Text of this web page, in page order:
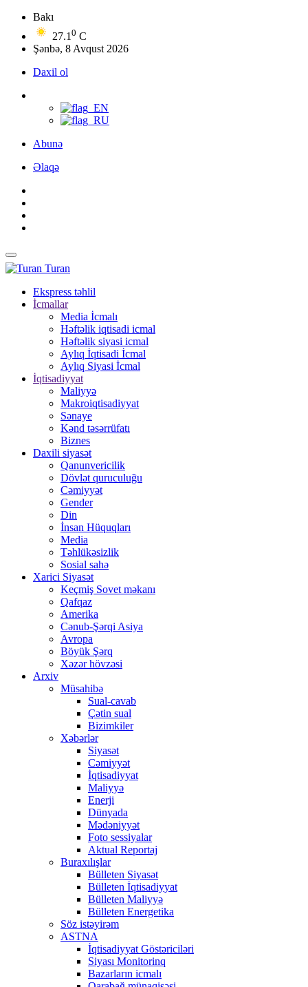
Bakı
27.1 0 C
Şənbə, 8 Avqust 2026
Daxil ol
Abunə
Əlaqə
Turan
Ekspress təhlil
İcmallar
Media İcmalı
Həftəlik iqtisadi icmal
Həftəlik siyasi icmal
Aylıq İqtisadi İcmal
Aylıq Siyasi İcmal
İqtisadiyyat
Maliyyə
Makroiqtisadiyyat
Sənaye
Kənd təsərrüfatı
Biznes
Daxili siyasət
Qanunvericilik
Dövlət quruculuğu
Cəmiyyət
Gender
Din
İnsan Hüquqları
Media
Təhlükəsizlik
Sosial sahə
Xarici Siyasət
Keçmiş Sovet məkanı
Qafqaz
Amerika
Cənub-Şərqi Asiya
Avropa
Böyük Şərq
Xəzər hövzəsi
Arxiv
Müsahibə
Sual-cavab
Çətin sual
Bizimkiler
Xəbərlər
Siyasət
Cəmiyyət
İqtisadiyyat
Maliyyə
Enerji
Dünyada
Mədəniyyət
Foto sessiyalar
Aktual Reportaj
Buraxılışlar
Bülleten Siyasət
Bülleten İqtisadiyyat
Bülleten Maliyyə
Bülleten Energetika
Söz istəyirəm
ASTNA
İqtisadiyyat Göstəriciləri
Siyası Monitorinq
Bazarların icmalı